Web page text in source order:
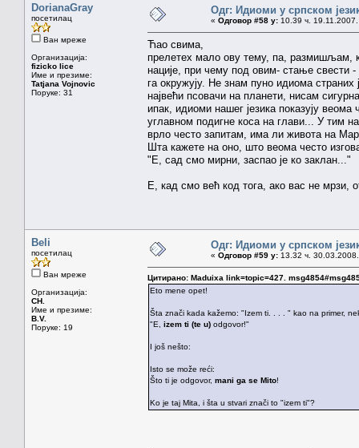
DorianaGray
посетилац
Ван мреже
Организација:
fizicko lice
Име и презиме:
Tatjana Vojnovic
Поруке: 31
Одг: Идиоми у српском
« Одговор #58 у: 10.39 ч.
Ћао свима,
прелетех мало ову тему, па, размишљам,
нације, при чему под овим- стање свести
га окружују. Не знам пуно идиома
највећи псовачи на планети, нисам
ипак, идиоми нашег језика показују
углавном подигне коса на глави... У тим
врло често запитам, има ли живота на
Шта кажете на оно, што веома често
"Е, сад смо мирни, заспао је ко заклан..."
Е, кад смо већ код тога, ако вас не мрзи,
Beli
посетилац
Ван мреже
Организација:
CH.
Име и презиме:
B.V.
Поруке: 19
Одг: Идиоми у српском
« Одговор #59 у: 13.32 ч.
Цитирано: Maduixa link=topic=427.
Eto mene opet!
Šta znači kada kažemo: "Izem ti. . . . " kao na primer,
"E, izem ti (te u) odgovor!"
I još nešto:
Isto se može reći:
Što ti je odgovor, mani ga se Mito!
Ko je taj Mita, i šta u stvari znači to "izem ti"?